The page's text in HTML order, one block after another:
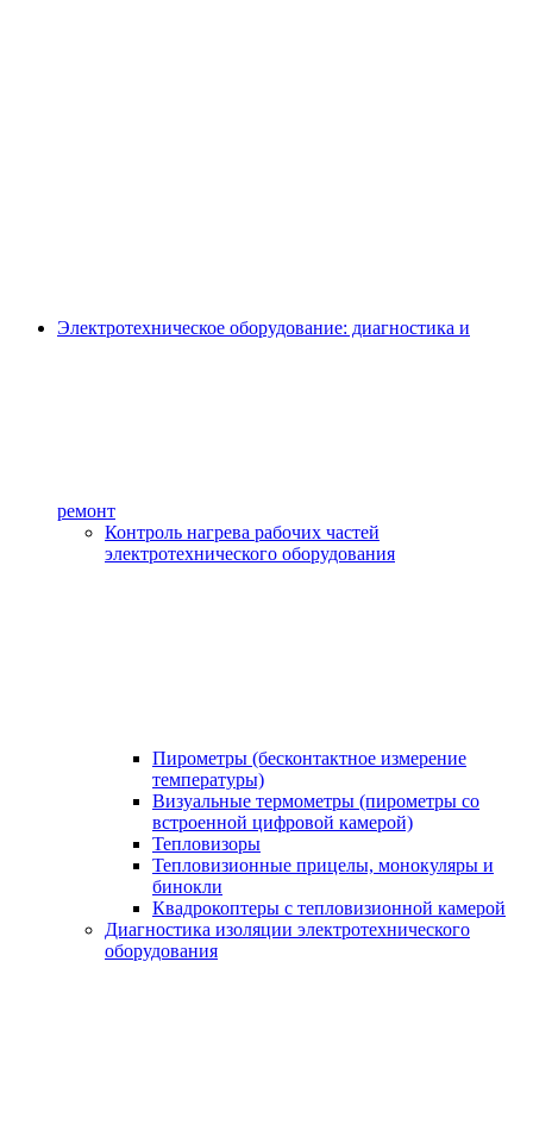
Электротехническое оборудование: диагностика и
ремонт
Контроль нагрева рабочих частей
электротехнического оборудования
Пирометры (бесконтактное измерение
температуры)
Визуальные термометры (пирометры со
встроенной цифровой камерой)
Тепловизоры
Тепловизионные прицелы, монокуляры и
бинокли
Квадрокоптеры с тепловизионной камерой
Диагностика изоляции электротехнического
оборудования